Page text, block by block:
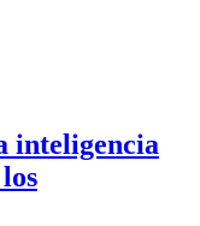
inteligencia